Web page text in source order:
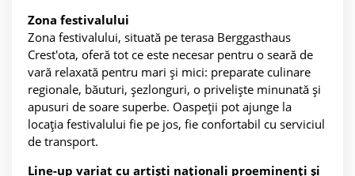
Zona festivalului
Zona festivalului, situată pe terasa Berggasthaus
Crest'ota, oferă tot ce este necesar pentru o seară de
vară relaxată pentru mari și mici: preparate culinare
regionale, băuturi, șezlonguri, o priveliște minunată și
apusuri de soare superbe. Oaspeții pot ajunge la
locația festivalului fie pe jos, fie confortabil cu serviciul
de transport.
Line-up variat cu artiști naționali proeminenți și